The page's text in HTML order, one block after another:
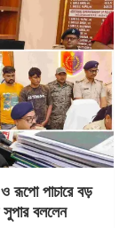
পাচারে বড়
বললেন